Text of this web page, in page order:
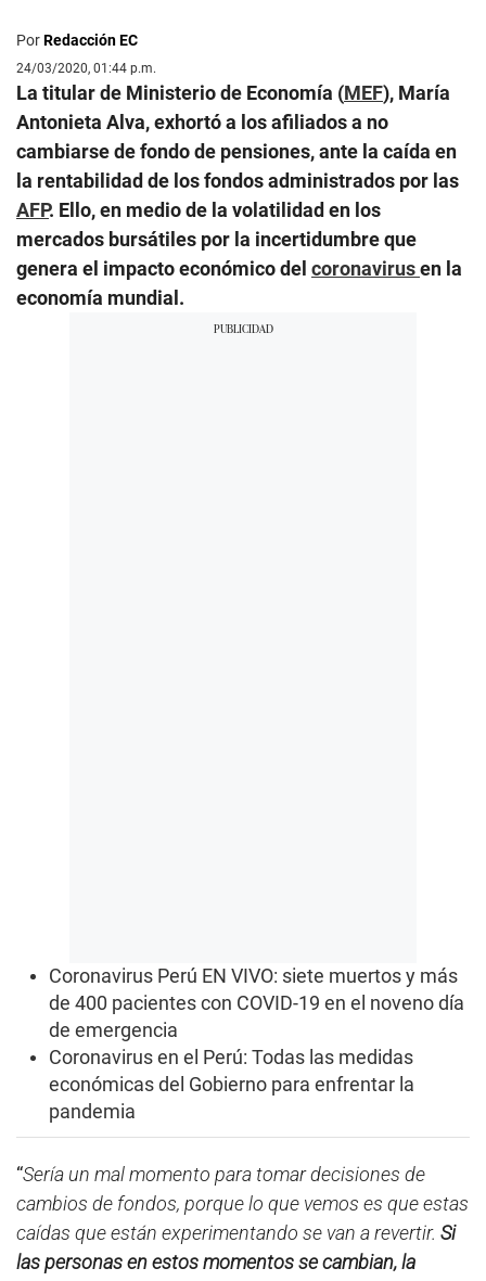
PorRedacción EC
24/03/2020, 01:44 p.m.
La titular de Ministerio de Economía (MEF), María
Antonieta Alva, exhortó a los afiliados a no
cambiarse de fondo de pensiones, ante la caída en
la rentabilidad de los fondos administrados por las
AFP. Ello, en medio de la volatilidad en los
mercados bursátiles por la incertidumbre que
genera el impacto económico del coronavirusen la
economía mundial.
Coronavirus Perú EN VIVO: siete muertos y más
de 400 pacientes con COVID-19 en el noveno día
de emergencia
Coronavirus en el Perú: Todas las medidas
económicas del Gobierno para enfrentar la
pandemia
“Sería un mal momento para tomar decisiones de
cambios de fondos, porque lo que vemos es que estas
caídas que están experimentando se van a revertir. Si
las personas en estos momentos se cambian, la